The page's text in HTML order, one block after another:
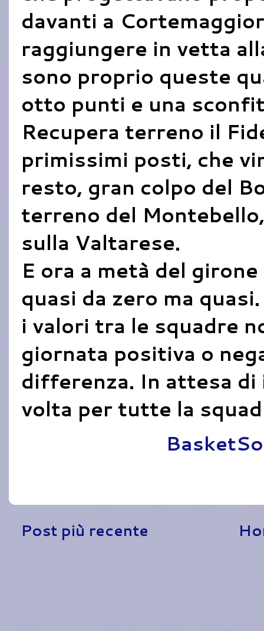
davanti a
raggiungere in vetta
sono proprio queste
otto punti e una
Recupera terreno il
primissimi posti, che
resto, gran colpo del
terreno del
sulla Valtarese.
E ora a metà del
quasi da zero ma
i valori tra le squadre
giornata positiva o
differenza. In attesa di
volta per tutte la
Post più recente